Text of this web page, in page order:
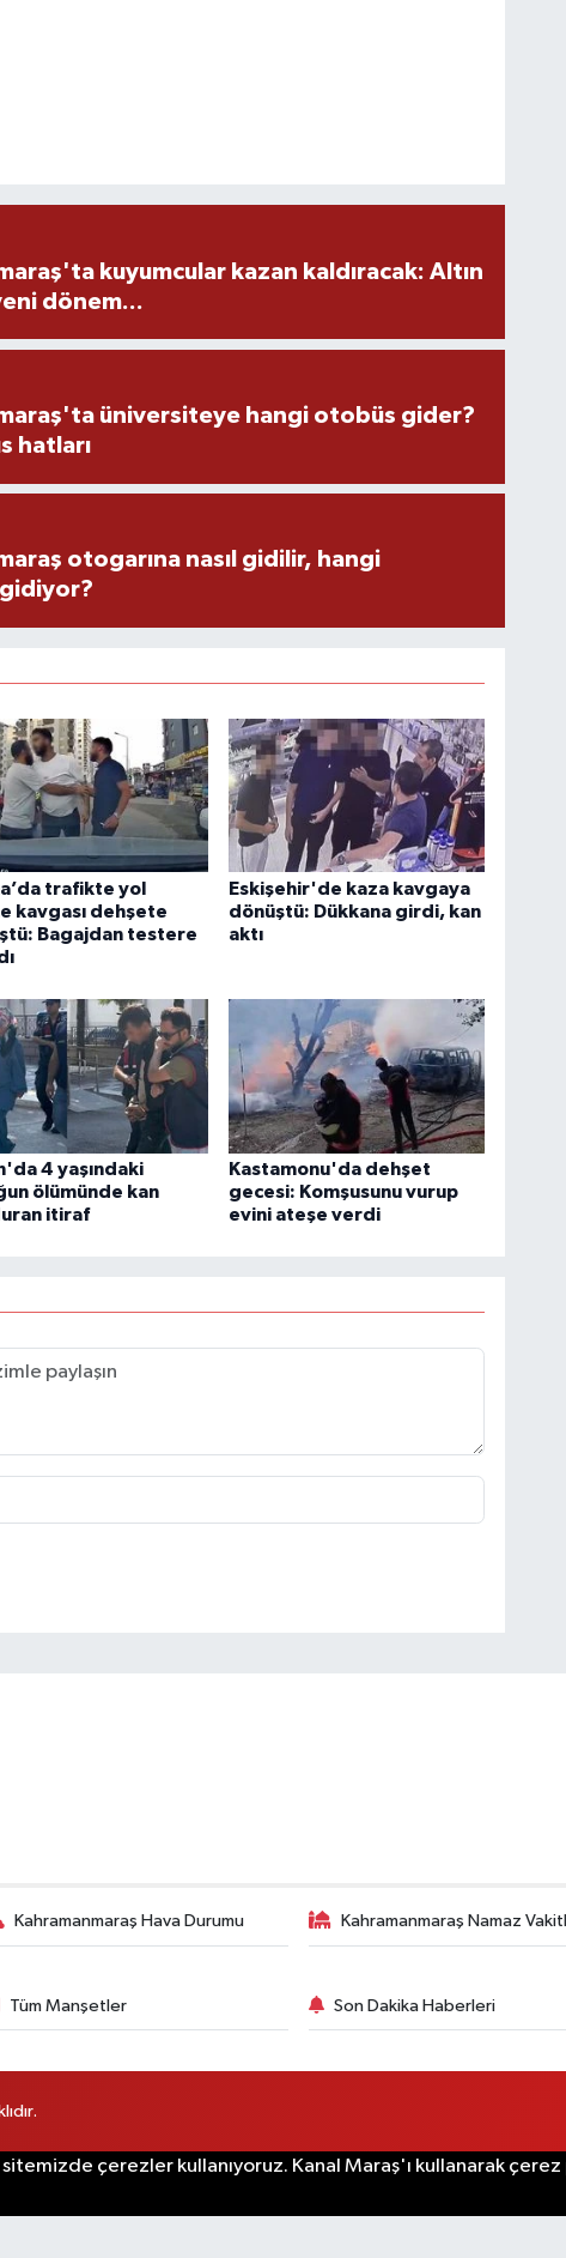
kuyumcular kazan kaldıracak: Altın
dönem...
üniversiteye hangi otobüs gider?
hatları
otogarına nasıl gidilir, hangi
trafikte yol
kavgası dehşete
Bagajdan testere
Eskişehir'de kaza kavgaya
dönüştü: Dükkana girdi, kan
aktı
4 yaşındaki
ölümünde kan
itiraf
Kastamonu'da dehşet
gecesi: Komşusunu vurup
evini ateşe verdi
Kahramanmaraş Hava Durumu Kahramanmaraş Namaz
Tüm Manşetler Son Dakika Haberleri
çerezler kullanıyoruz. Kanal Maraş'ı kullanarak çerez